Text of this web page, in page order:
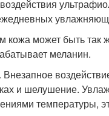
кожа может быть так
меланин.
и шелушение.
температуры,